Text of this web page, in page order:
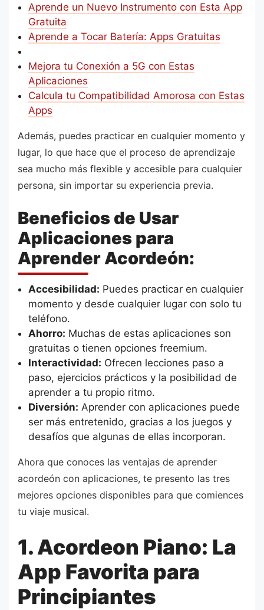
Aprende un Nuevo Instrumento con Esta App
Gratuita
Aprende a Tocar Batería: Apps Gratuitas
Mejora tu Conexión a 5G con Estas
Aplicaciones
Calcula tu Compatibilidad Amorosa con Estas
Apps
Además, puedes practicar en cualquier momento y
lugar, lo que hace que el proceso de aprendizaje
sea mucho más flexible y accesible para cualquier
persona, sin importar su experiencia previa.
Beneficios de Usar
Aplicaciones para
Aprender Acordeón:
Accesibilidad: Puedes practicar en cualquier
momento y desde cualquier lugar con solo tu
teléfono.
Ahorro: Muchas de estas aplicaciones son
gratuitas o tienen opciones freemium.
Interactividad: Ofrecen lecciones paso a
paso, ejercicios prácticos y la posibilidad de
aprender a tu propio ritmo.
Diversión: Aprender con aplicaciones puede
ser más entretenido, gracias a los juegos y
desafíos que algunas de ellas incorporan.
Ahora que conoces las ventajas de aprender
acordeón con aplicaciones, te presento las tres
mejores opciones disponibles para que comiences
tu viaje musical.
1. Acordeon Piano: La
App Favorita para
Principiantes